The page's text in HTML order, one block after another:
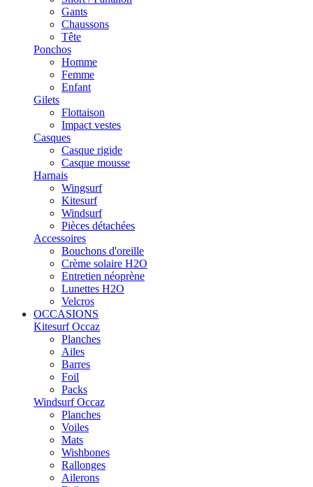
Gants
Chaussons
Tête
Ponchos
Homme
Femme
Enfant
Gilets
Flottaison
Impact vestes
Casques
Casque rigide
Casque mousse
Harnais
Wingsurf
Kitesurf
Windsurf
Pièces détachées
Accessoires
Bouchons d'oreille
Crème solaire H2O
Entretien néoprène
Lunettes H2O
Velcros
OCCASIONS
Kitesurf Occaz
Planches
Ailes
Barres
Foil
Packs
Windsurf Occaz
Planches
Voiles
Mats
Wishbones
Rallonges
Ailerons